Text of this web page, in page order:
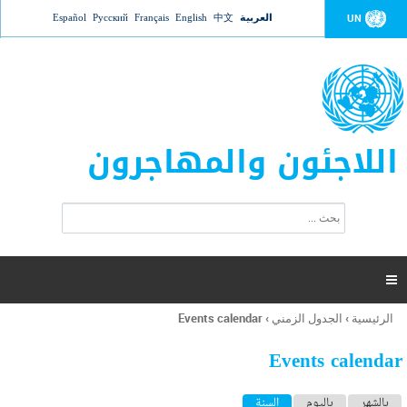
Jump to navigation UN العربية 中文
English
Français
Русский
Español
اللاجئون والمهاجرون
ت
ر
ل
ح
ب

أنت
هنا
الرئيسية › الجدول الزمني ›
Events calendar
Events calendar